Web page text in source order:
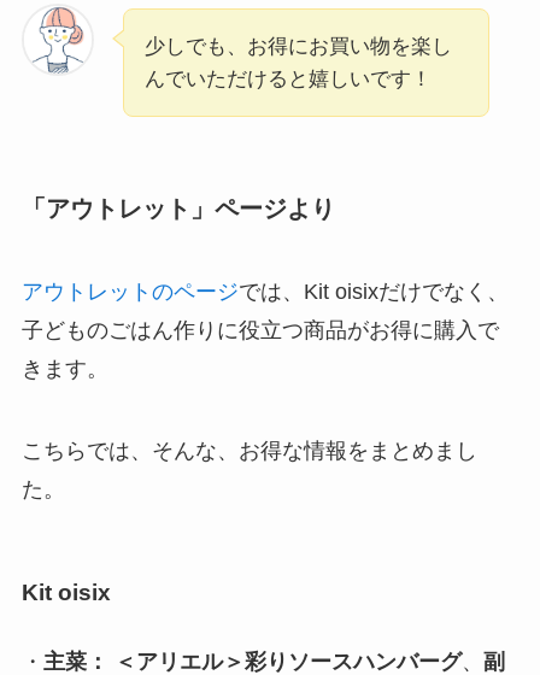
少しでも、お得にお買い物を楽し
んでいただけると嬉しいです！
「アウトレット」ページより
アウトレットのページでは、Kit oisixだけでなく、
子どものごはん作りに役立つ商品がお得に購入で
きます。
こちらでは、そんな、お得な情報をまとめまし
た。
Kit oisix
・ 主菜： ＜アリエル＞彩りソースハンバーグ、 副